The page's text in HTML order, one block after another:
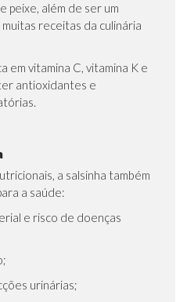
peixe, além de ser um
receitas da culinária
em vitamina C, vitamina K e
antioxidantes e
a salsinha também
a saúde:
e risco de doenças
urinárias;